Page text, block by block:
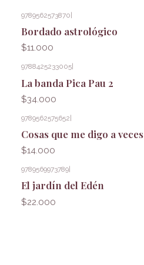
9789562573870
Bordado astrológico
$11.000
9788425233005
La banda Pica Pau 2
$34.000
9789562575652|
Cosas que me digo a veces
$14.000
9789569973789
El jardín del Edén
$22.000